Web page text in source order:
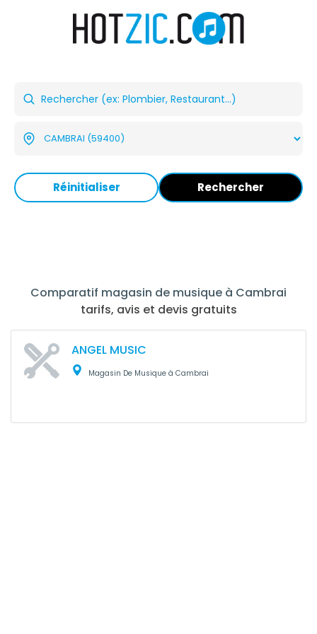
Réinitialiser Rechercher
Comparatif magasin de musique à Cambrai
tarifs, avis et devis gratuits
ANGEL MUSIC
Magasin De Musique à Cambrai